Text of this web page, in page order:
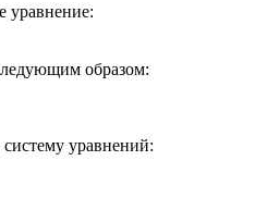
уравнение:
образом:
уравнений: